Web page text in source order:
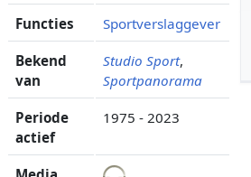
Functies Sportverslaggever
Bekend
van
Studio Sport,
Sportpanorama
Periode
actief
1975 - 2023